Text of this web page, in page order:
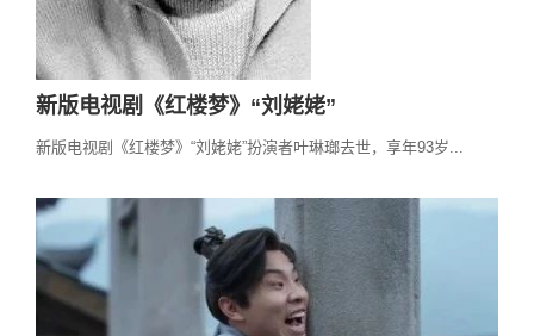
新版电视剧《红楼梦》“刘姥姥”
新版电视剧《红楼梦》“刘姥姥”扮演者叶琳瑯去世，享年93岁...